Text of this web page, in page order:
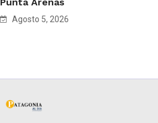
Agosto 5, 2026